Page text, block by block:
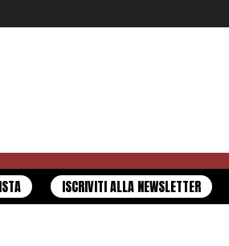
ISCRIVITI ALLA NEWSLETTER